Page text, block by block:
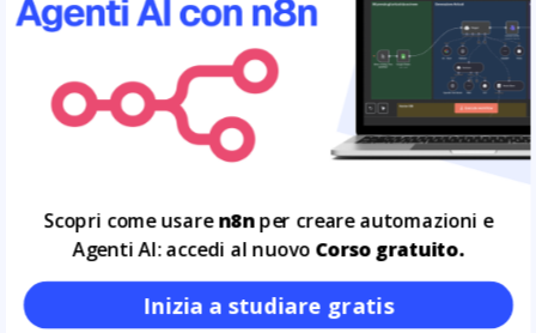
16
LUG
Leggi tutto
Scopri come usaren8nper creare automazioni e
Agenti AI: accedi al nuovo Corso gratuito.
Inizia a studiare gratis